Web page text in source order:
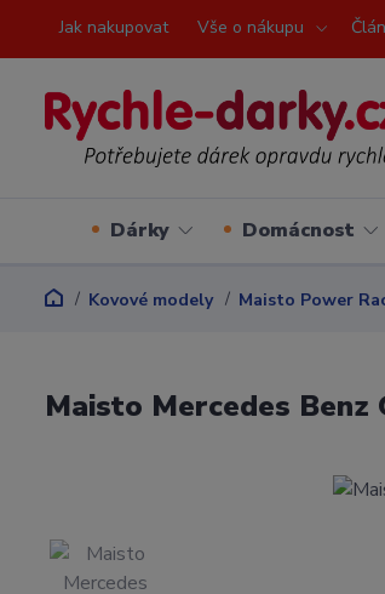
Jak nakupovat Vše o nákupu
Dárky Domácnost
Kovové modely Maisto Power
Maisto Mercedes Benz